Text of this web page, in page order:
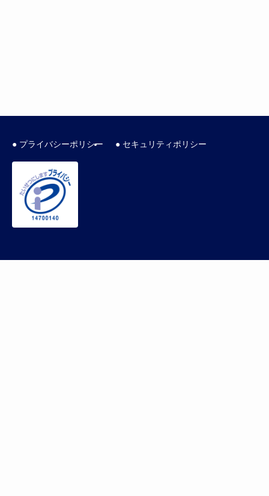
● プライバシーポリシー ● セキュリティポリシー